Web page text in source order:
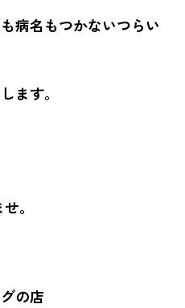
病名もつかないつらい
ます。
せ。
の店